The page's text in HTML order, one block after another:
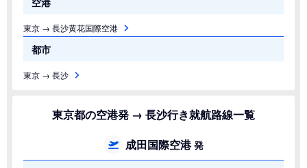
東京 → 長沙黄花国際空港
都市
東京 → 長沙
東京都の空港発 → 長沙行き就航路線一覧
成田国際空港 発